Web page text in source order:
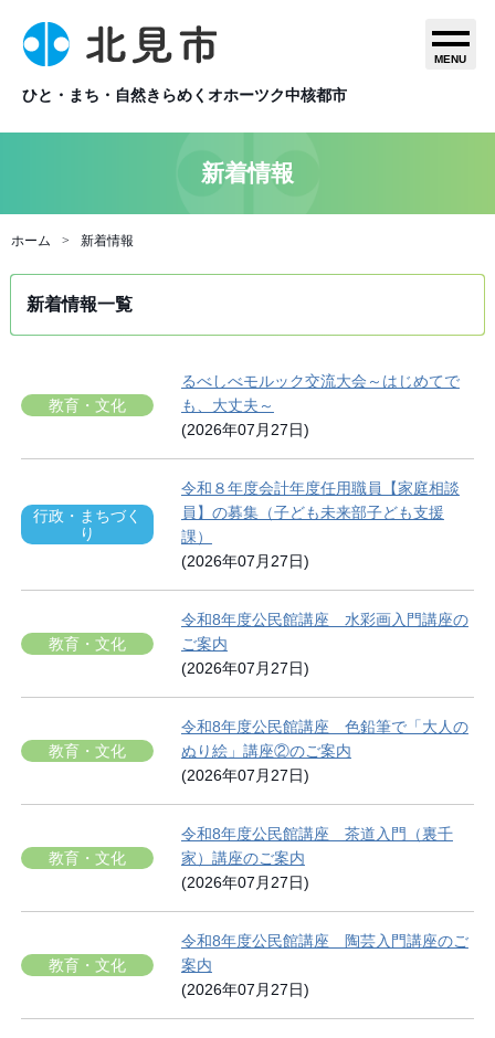
ひと・まち・自然きらめくオホーツク中核都市
MENU
新着情報
ホーム 新着情報
新着情報一覧
教育・文化
るべしべモルック交流大会～はじめてで
も、大丈夫～
(2026年07月27日)
行政・まちづく
り
令和８年度会計年度任用職員【家庭相談
員】の募集（子ども未来部子ども支援
課）
(2026年07月27日)
教育・文化
令和8年度公民館講座 水彩画入門講座の
ご案内
(2026年07月27日)
教育・文化
令和8年度公民館講座 色鉛筆で「大人の
ぬり絵」講座②のご案内
(2026年07月27日)
教育・文化
令和8年度公民館講座 茶道入門（裏千
家）講座のご案内
(2026年07月27日)
教育・文化
令和8年度公民館講座 陶芸入門講座のご
案内
(2026年07月27日)